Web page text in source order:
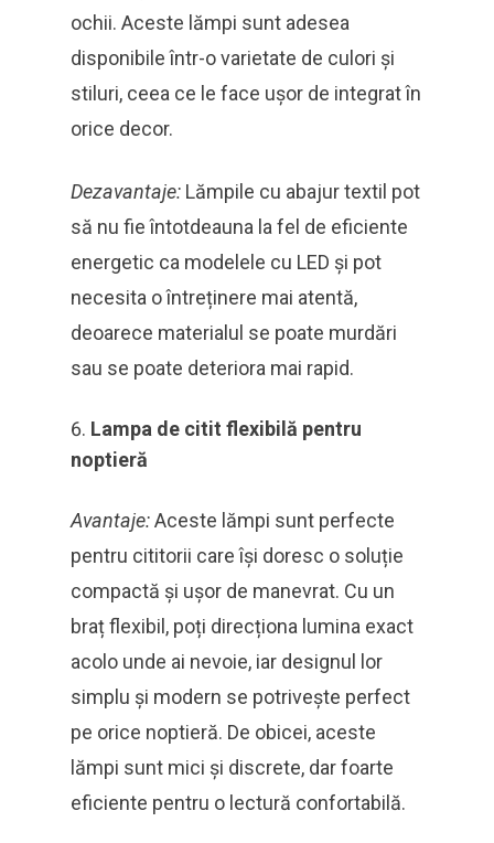
ochii. Aceste lămpi sunt adesea
disponibile într-o varietate de culori și
stiluri, ceea ce le face ușor de integrat în
orice decor.
Dezavantaje: Lămpile cu abajur textil pot
să nu fie întotdeauna la fel de eficiente
energetic ca modelele cu LED și pot
necesita o întreținere mai atentă,
deoarece materialul se poate murdări
sau se poate deteriora mai rapid.
Lampa de citit flexibilă pentru
noptieră
Avantaje:Aceste lămpi sunt perfecte
pentru cititorii care își doresc o soluție
compactă și ușor de manevrat. Cu un
braț flexibil, poți direcționa lumina exact
acolo unde ai nevoie, iar designul lor
simplu și modern se potrivește perfect
pe orice noptieră. De obicei, aceste
lămpi sunt mici și discrete, dar foarte
eficiente pentru o lectură confortabilă.